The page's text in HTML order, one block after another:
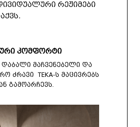
რეჟიმები
აქვს.
კომფორტი
დაბალი მაჩვენებელი და
ძრავი TEKA-ს მაცივრებს
გამოარჩევს.